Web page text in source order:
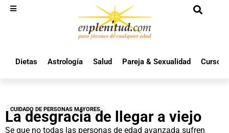
Dietas Astrología Salud Pareja & Sexualidad Cursos
CUIDADO DE PERSONAS MAYORES
La desgracia de llegar a viejo
Se que no todas las personas de edad avanzada sufren